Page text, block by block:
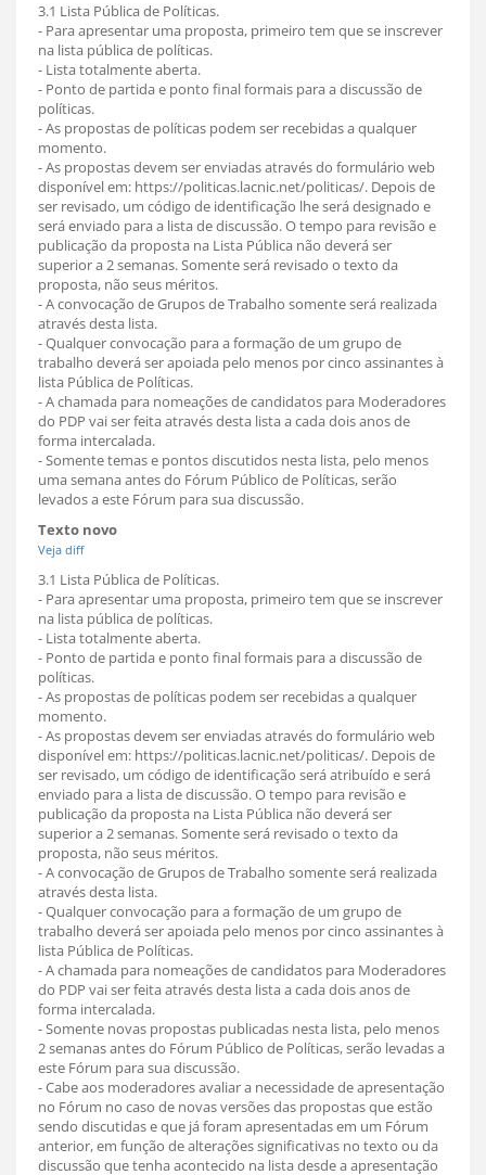
3.1 Lista Pública de Políticas.
- Para apresentar uma proposta, primeiro tem que se inscrever
na lista pública de políticas.
- Lista totalmente aberta.
- Ponto de partida e ponto final formais para a discussão de
políticas.
- As propostas de políticas podem ser recebidas a qualquer
momento.
- As propostas devem ser enviadas através do formulário web
disponível em: https://politicas.lacnic.net/politicas/. Depois de
ser revisado, um código de identificação lhe será designado e
será enviado para a lista de discussão. O tempo para revisão e
publicação da proposta na Lista Pública não deverá ser
superior a 2 semanas. Somente será revisado o texto da
proposta, não seus méritos.
- A convocação de Grupos de Trabalho somente será realizada
através desta lista.
- Qualquer convocação para a formação de um grupo de
trabalho deverá ser apoiada pelo menos por cinco assinantes à
lista Pública de Políticas.
- A chamada para nomeações de candidatos para Moderadores
do PDP vai ser feita através desta lista a cada dois anos de
forma intercalada.
- Somente temas e pontos discutidos nesta lista, pelo menos
uma semana antes do Fórum Público de Políticas, serão
levados a este Fórum para sua discussão.
Texto novo
Veja diff
3.1 Lista Pública de Políticas.
- Para apresentar uma proposta, primeiro tem que se inscrever
na lista pública de políticas.
- Lista totalmente aberta.
- Ponto de partida e ponto final formais para a discussão de
políticas.
- As propostas de políticas podem ser recebidas a qualquer
momento.
- As propostas devem ser enviadas através do formulário web
disponível em: https://politicas.lacnic.net/politicas/. Depois de
ser revisado, um código de identificação será atribuído e será
enviado para a lista de discussão. O tempo para revisão e
publicação da proposta na Lista Pública não deverá ser
superior a 2 semanas. Somente será revisado o texto da
proposta, não seus méritos.
- A convocação de Grupos de Trabalho somente será realizada
através desta lista.
- Qualquer convocação para a formação de um grupo de
trabalho deverá ser apoiada pelo menos por cinco assinantes à
lista Pública de Políticas.
- A chamada para nomeações de candidatos para Moderadores
do PDP vai ser feita através desta lista a cada dois anos de
forma intercalada.
- Somente novas propostas publicadas nesta lista, pelo menos
2 semanas antes do Fórum Público de Políticas, serão levadas a
este Fórum para sua discussão.
- Cabe aos moderadores avaliar a necessidade de apresentação
no Fórum no caso de novas versões das propostas que estão
sendo discutidas e que já foram apresentadas em um Fórum
anterior, em função de alterações significativas no texto ou da
discussão que tenha acontecido na lista desde a apresentação